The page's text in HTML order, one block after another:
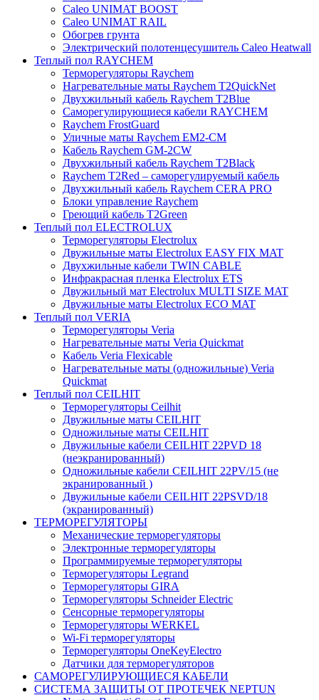
Caleo UNIMAT BOOST
Caleo UNIMAT RAIL
Обогрев грунта
Электрический полотенцесушитель Caleo Heatwall
Теплый пол RAYCHEM
Терморегуляторы Raychem
Нагревательные маты Raychem T2QuickNet
Двухжильный кабель Raychem T2Blue
Саморегулирующиеся кабели RAYCHEM
Raychem FrostGuard
Уличные маты Raychem EM2-CM
Кабель Raychem GM-2CW
Двухжильный кабель Raychem T2Black
Raychem T2Red – саморегулируемый кабель
Двухжильный кабель Raychem CERA PRO
Блоки управление Raychem
Греющий кабель T2Green
Теплый пол ELECTROLUX
Терморегуляторы Electrolux
Двужильные маты Electrolux EASY FIX MAT
Двухжильные кабели TWIN CABLE
Инфракрасная пленка Electrolux ETS
Двужильный мат Electrolux MULTI SIZE MAT
Двужильные маты Electrolux ECO MAT
Теплый пол VERIA
Терморегуляторы Veria
Нагревательные маты Veria Quickmat
Кабель Veria Flexicable
Нагревательные маты (одножильные) Veria
Quickmat
Теплый пол CEILHIT
Терморегуляторы Ceilhit
Двужильные маты CEILHIT
Одножильные маты CEILHIT
Двужильные кабели CEILHIT 22PVD 18
(неэкранированный)
Одножильные кабели CEILHIT 22PV/15 (не
экранированный )
Двужильные кабели CEILHIT 22PSVD/18
(экранированный)
ТЕРМОРЕГУЛЯТОРЫ
Механические терморегуляторы
Электронные терморегуляторы
Программируемые терморегуляторы
Терморегуляторы Legrand
Терморегуляторы GIRA
Терморегуляторы Schneider Electric
Сенсорные терморегуляторы
Терморегуляторы WERKEL
Wi-Fi терморегуляторы
Терморегуляторы OneKeyElectro
Датчики для терморегуляторов
САМОРЕГУЛИРУЮЩИЕСЯ КАБЕЛИ
СИСТЕМА ЗАЩИТЫ ОТ ПРОТЕЧЕК NEPTUN